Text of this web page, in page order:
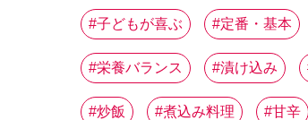
子どもが喜ぶ 定番・基本
栄養バランス 漬け込み
炒飯 煮込み料理 甘辛